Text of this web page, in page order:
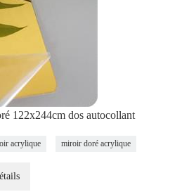
122x244cm dos autocollant
acrylique miroir doré acrylique